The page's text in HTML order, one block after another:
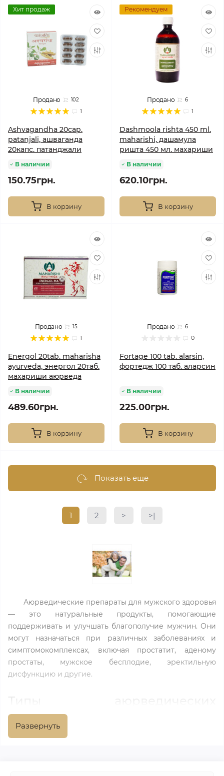
Хит продаж
1
Продано 102
Ashvagandha 20cap.
patanjali, ашваганда
20капс. патанджали
В наличии
150.75грн.
В корзину
Рекомендуем
1
Продано 6
Dashmoola rishta 450 ml.
maharishi, дашамула
ришта 450 мл. махариши
В наличии
620.10грн.
В корзину
1
Продано 15
Energol 20tab. maharisha
ayurveda, энергол 20таб.
махариши аюрведа
В наличии
489.60грн.
В корзину
0
Продано 6
Fortage 100 tab. alarsin,
фортедж 100 таб. аларсин
В наличии
225.00грн.
В корзину
Показать еще
1 2 > >|
Аюрведические препараты для мужского здоровья
— это натуральные продукты, помогающие
поддерживать и улучшать благополучие мужчин. Они
могут назначаться при различных заболеваниях и
симптомокомплексах, включая простатит, аденому
простаты, мужское бесплодие, эректильную
дисфункцию и другие.
препаратов для мужского
здоровья и их состав
Развернуть